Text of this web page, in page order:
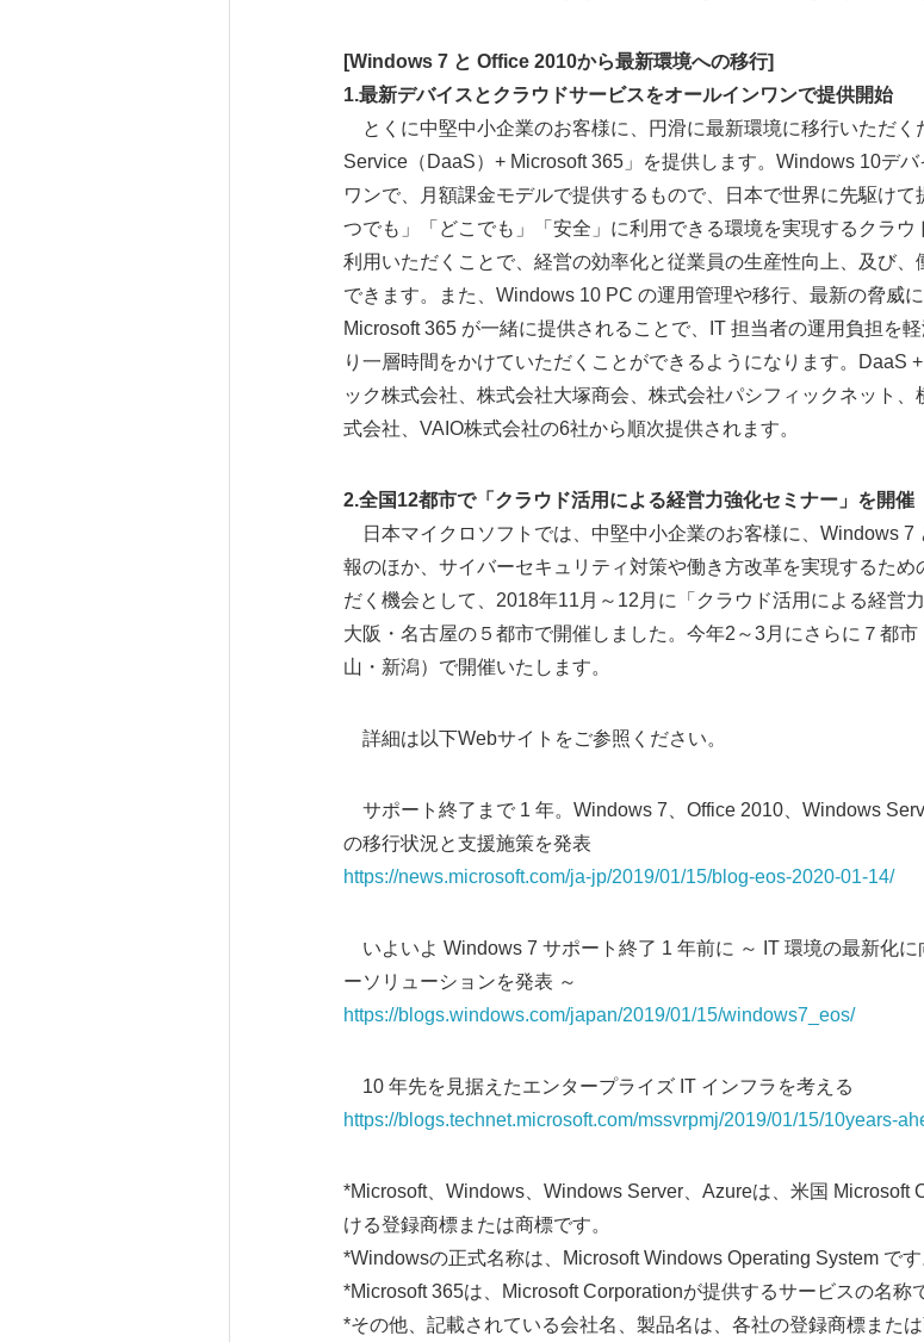
[Windows 7 と Office 2010から最新環境への移行]
1.最新デバイスとクラウドサービスをオールインワンで提供開始
とくに中堅中小企業のお客様に、円滑に最新環境に移行いただく
Service（DaaS）+ Microsoft 365」を提供します。Windows 10デ
ワンで、月額課金モデルで提供するもので、日本で世界に先駆け
つでも」「どこでも」「安全」に利用できる環境を実現するクラ
利用いただくことで、経営の効率化と従業員の生産性向上、及び
できます。また、Windows 10 PC の運用管理や移行、最新の脅威
Microsoft 365 が一緒に提供されることで、IT 担当者の運用負担を
り一層時間をかけていただくことができるようになります。DaaS
ック株式会社、株式会社大塚商会、株式会社パシフィックネット
式会社、VAIO株式会社の6社から順次提供されます。
2.全国12都市で「クラウド活用による経営力強化セミナー」を開催
日本マイクロソフトでは、中堅中小企業のお客様に、Windows 7
報のほか、サイバーセキュリティ対策や働き方改革を実現するた
だく機会として、2018年11月～12月に「クラウド活用による経営
大阪・名古屋の５都市で開催しました。今年2～3月にさらに７都
山・新潟）で開催いたします。
詳細は以下Webサイトをご参照ください。
サポート終了まで 1 年。Windows 7、Office 2010、Windows
の移行状況と支援施策を発表
https://news.microsoft.com/ja-jp/2019/01/15/blog-eos-2020-01-14/
いよいよ Windows 7 サポート終了 1 年前に ～ IT 環境の最新化
ーソリューションを発表 ～
https://blogs.windows.com/japan/2019/01/15/windows7_eos/
10 年先を見据えたエンタープライズ IT インフラを考える
https://blogs.technet.microsoft.com/mssvrpmj/2019/01/15/10years-
*Microsoft、Windows、Windows Server、Azureは、米国 Microsoft
ける登録商標または商標です。
*Windowsの正式名称は、Microsoft Windows Operating System です
*Microsoft 365は、Microsoft Corporationが提供するサービスの名称
*その他、記載されている会社名、製品名は、各社の登録商標または
Japanese